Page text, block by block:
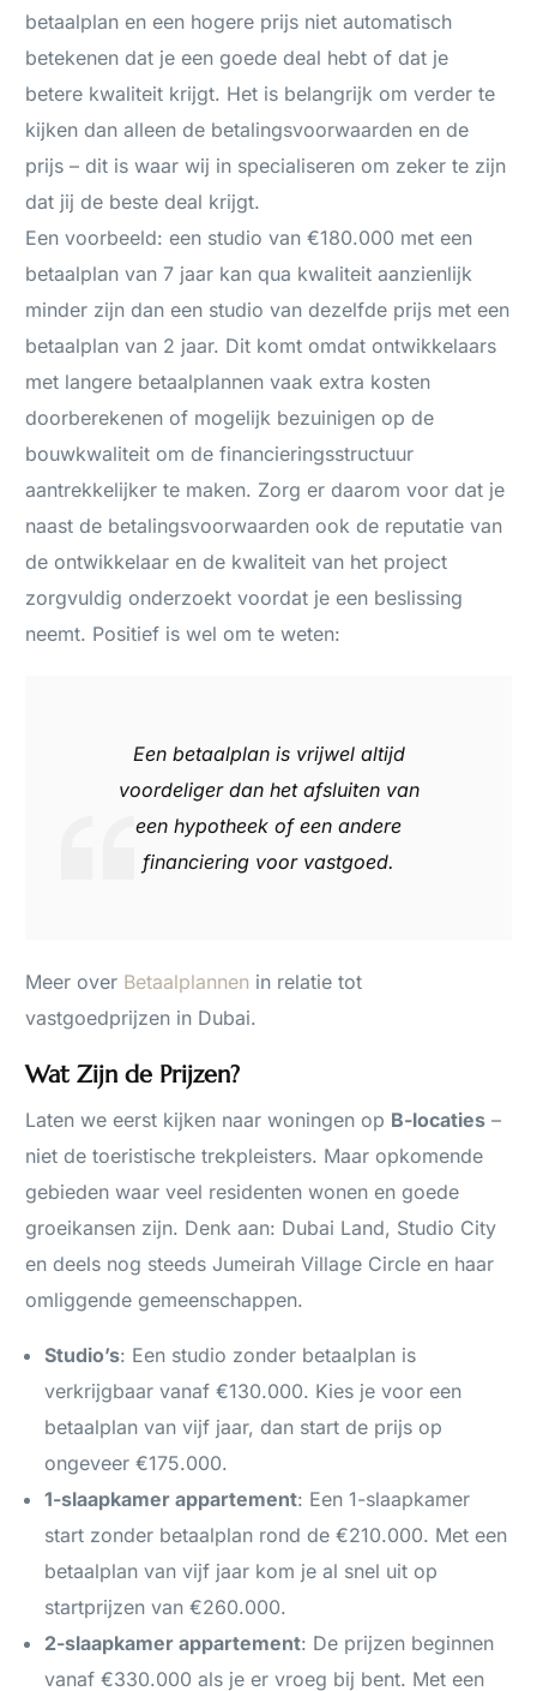
betaalplan en een hogere prijs niet automatisch
betekenen dat je een goede deal hebt of dat je
betere kwaliteit krijgt. Het is belangrijk om verder te
kijken dan alleen de betalingsvoorwaarden en de
prijs – dit is waar wij in specialiseren om zeker te zijn
dat jij de beste deal krijgt.
Een voorbeeld: een studio van €180.000 met een
betaalplan van 7 jaar kan qua kwaliteit aanzienlijk
minder zijn dan een studio van dezelfde prijs met een
betaalplan van 2 jaar. Dit komt omdat ontwikkelaars
met langere betaalplannen vaak extra kosten
doorberekenen of mogelijk bezuinigen op de
bouwkwaliteit om de financieringsstructuur
aantrekkelijker te maken. Zorg er daarom voor dat je
naast de betalingsvoorwaarden ook de reputatie van
de ontwikkelaar en de kwaliteit van het project
zorgvuldig onderzoekt voordat je een beslissing
neemt. Positief is wel om te weten:
Een betaalplan is vrijwel altijd
voordeliger dan het afsluiten van
een hypotheek of een andere
financiering voor vastgoed.
Meer over Betaalplannen in relatie tot
vastgoedprijzen in Dubai.
Wat Zijn de Prijzen?
Laten we eerst kijken naar woningen op B-locaties –
niet de toeristische trekpleisters. Maar opkomende
gebieden waar veel residenten wonen en goede
groeikansen zijn. Denk aan: Dubai Land, Studio City
en deels nog steeds Jumeirah Village Circle en haar
omliggende gemeenschappen.
Studio’s: Een studio zonder betaalplan is
verkrijgbaar vanaf €130.000. Kies je voor een
betaalplan van vijf jaar, dan start de prijs op
ongeveer €175.000.
1-slaapkamer appartement: Een 1-slaapkamer
start zonder betaalplan rond de €210.000. Met een
betaalplan van vijf jaar kom je al snel uit op
startprijzen van €260.000.
2-slaapkamer appartement: De prijzen beginnen
vanaf €330.000 als je er vroeg bij bent. Met een